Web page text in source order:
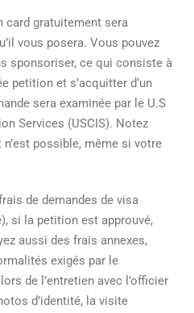
card gratuitement sera
vous posera. Vous pouvez
sponsoriser, ce qui consiste à
petition et s’acquitter d’un
sera examinée par le U.S
Services (USCIS). Notez
n’est possible, même si votre
de demandes de visa
si la petition est approuvé,
aussi des frais annexes,
exigés par le
de l’entretien avec l’officier
d’identité, la visite